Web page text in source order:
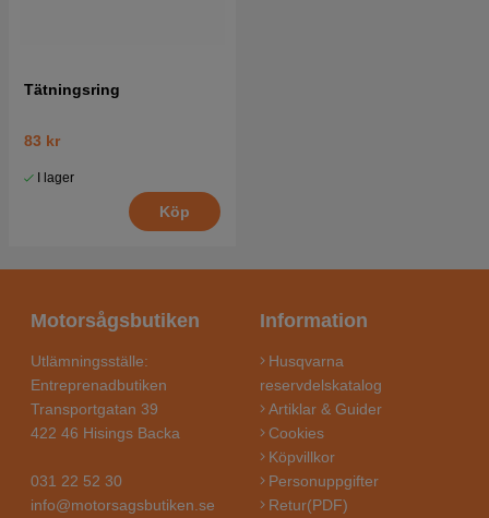
Tätningsring
83 kr
I lager
Köp
Motorsågsbutiken
Utlämningsställe:
Entreprenadbutiken
Transportgatan 39
422 46 Hisings Backa
031 22 52 30
info@motorsagsbutiken.se
Information
Husqvarna
reservdelskatalog
Artiklar & Guider
Cookies
Köpvillkor
Personuppgifter
Retur(PDF)